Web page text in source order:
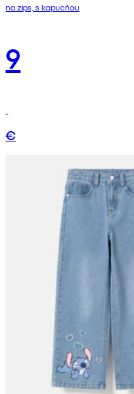
na zips, s kapucňou
9
€